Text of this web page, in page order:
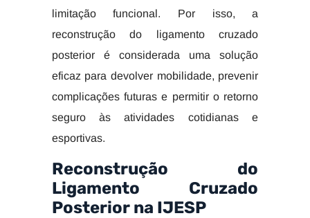
limitação funcional. Por isso, a
reconstrução do ligamento cruzado
posterior é considerada uma solução
eficaz para devolver mobilidade, prevenir
complicações futuras e permitir o retorno
seguro às atividades cotidianas e
esportivas.
Reconstrução do
Ligamento Cruzado
Posterior na IJESP